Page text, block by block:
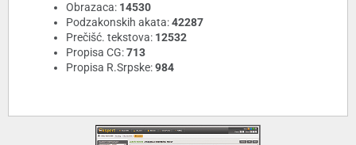
Obrazaca: 14530
Podzakonskih akata:42287
Prečišć. tekstova: 12532
Propisa CG:713
Propisa R.Srpske:984